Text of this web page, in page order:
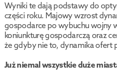
Wyniki te dają podstawy do
części roku. Majowy wzrost
gospodarce po wybuchu wojny
koniunkturę gospodarczą oraz
że gdyby nie to, dynamika ofert
Już niemal wszystkie duże